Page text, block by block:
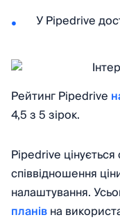
У Pipedrive
Рейтинг Pipedrive
4,5 з 5 зірок.
Pipedrive цінується
співвідношення
налаштування.
планівна